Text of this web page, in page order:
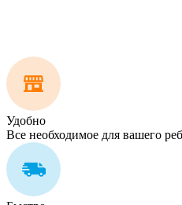
Удобно
Все необходимое для вашего